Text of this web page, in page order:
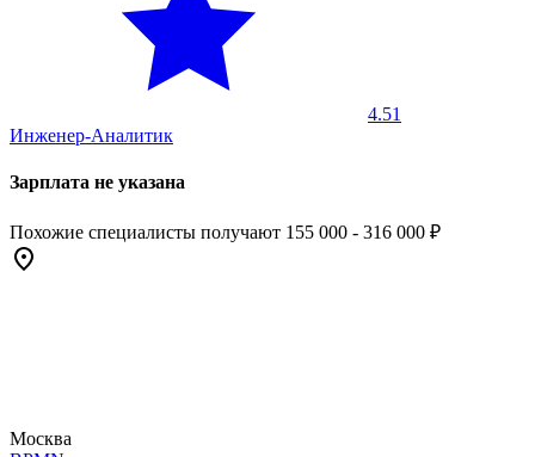
4.51
Инженер-Аналитик
Зарплата не указана
Похожие специалисты получают 155 000 - 316 000 ₽
Москва